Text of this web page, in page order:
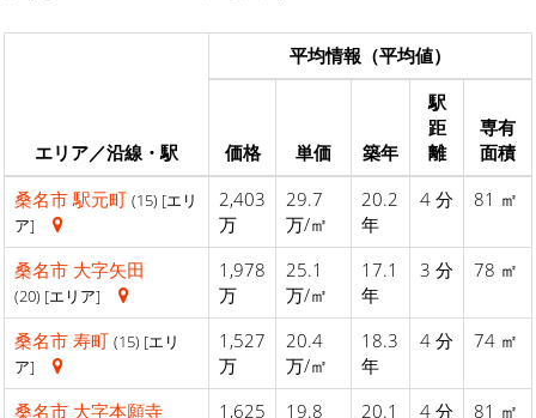
エリア／沿線・駅
平均情報（平均値）
価格 単価 築年
駅
距
離
専有
面積
桑名市 駅元町 (15) [エリ
ア]
2,403
万
29.7
万/㎡
20.2
年
4 分 81 ㎡
桑名市 大字矢田
(20) [エリア]
1,978
万
25.1
万/㎡
17.1
年
3 分 78 ㎡
桑名市 寿町 (15) [エリ
ア]
1,527
万
20.4
万/㎡
18.3
年
4 分 74 ㎡
桑名市 大字本願寺 1,625 19.8 20.1 4 分 81 ㎡